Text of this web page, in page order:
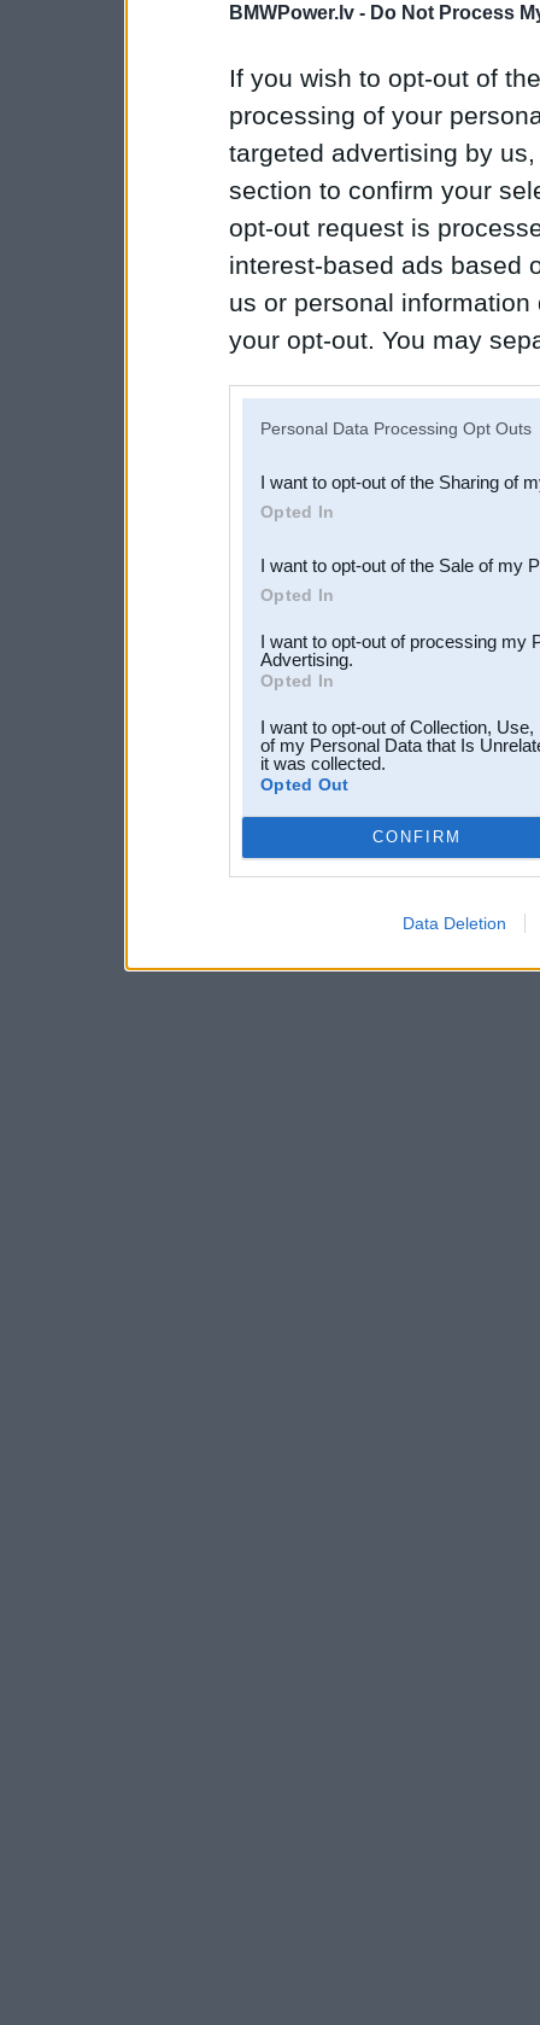
BMWPower.lv - Do Not Process
If you wish to opt-out of
processing of your
targeted advertising by
section to confirm your
opt-out request is
interest-based ads based
us or personal
your opt-out. You may
Downstream Participants
third parties.
Personal Data Processing Opt Outs
I want to opt-out of the Sharing of
Opted In
I want to opt-out of the Sale of my
Opted In
I want to opt-out of processing my
Advertising.
Opted In
I want to opt-out of Collection,
of my Personal Data that Is
it was collected.
Opted Out
CONFIRM
Data Deletion